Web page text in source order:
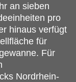
an sieben
pro
hinaus verfügt
für
Für
Nordrhein-